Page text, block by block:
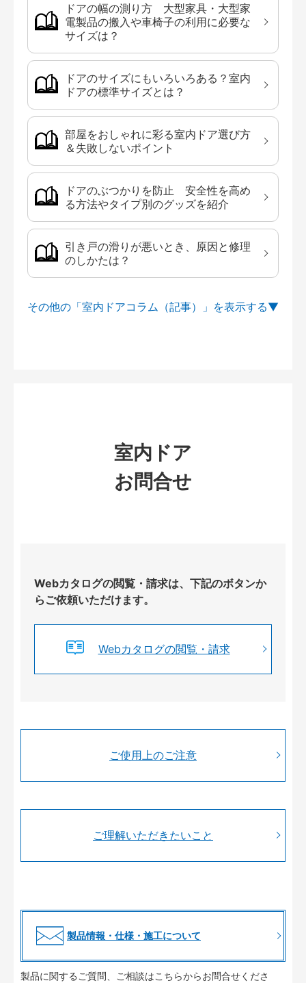
ドアの幅の測り方 大型家具・大型家
電製品の搬入や車椅子の利用に必要な
サイズは？
ドアのサイズにもいろいろある？室内
ドアの標準サイズとは？
部屋をおしゃれに彩る室内ドア選び方
＆失敗しないポイント
ドアのぶつかりを防止 安全性を高め
る方法やタイプ別のグッズを紹介
引き戸の滑りが悪いとき、原因と修理
のしかたは？
その他の「室内ドアコラム（記事）」を
室内ドア
お問合せ
Webカタログの閲覧・請求は、下記のボタンか
らご依頼いただけます。
Webカタログの閲覧・請求
ご使用上のご注意
ご理解いただきたいこと
製品情報・仕様・施工について
製品に関するご質問、ご相談はこちらからお問合せくださ